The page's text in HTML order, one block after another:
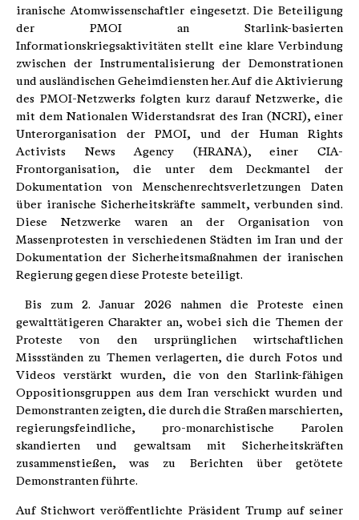
iranische Atomwissenschaftler eingesetzt. Die Beteiligung
der PMOI an Starlink-basierten
Informationskriegsaktivitäten stellt eine klare Verbindung
zwischen der Instrumentalisierung der Demonstrationen
und ausländischen Geheimdiensten her. Auf die Aktivierung
des PMOI-Netzwerks folgten kurz darauf Netzwerke, die
mit dem Nationalen Widerstandsrat des Iran (NCRI), einer
Unterorganisation der PMOI, und der Human Rights
Activists News Agency (HRANA), einer CIA-
Frontorganisation, die unter dem Deckmantel der
Dokumentation von Menschenrechtsverletzungen Daten
über iranische Sicherheitskräfte sammelt, verbunden sind.
Diese Netzwerke waren an der Organisation von
Massenprotesten in verschiedenen Städten im Iran und der
Dokumentation der Sicherheitsmaßnahmen der iranischen
Regierung gegen diese Proteste beteiligt.
Bis zum 2. Januar 2026 nahmen die Proteste einen
gewalttätigeren Charakter an, wobei sich die Themen der
Proteste von den ursprünglichen wirtschaftlichen
Missständen zu Themen verlagerten, die durch Fotos und
Videos verstärkt wurden, die von den Starlink-fähigen
Oppositionsgruppen aus dem Iran verschickt wurden und
Demonstranten zeigten, die durch die Straßen marschierten,
regierungsfeindliche, pro-monarchistische Parolen
skandierten und gewaltsam mit Sicherheitskräften
zusammenstießen, was zu Berichten über getötete
Demonstranten führte.
Auf Stichwort veröffentlichte Präsident Trump auf seiner